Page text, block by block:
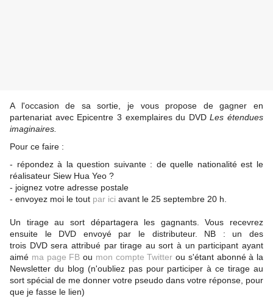
A l'occasion de sa sortie, je vous propose de gagner en
partenariat avec Epicentre 3 exemplaires du DVDLes étendues
imaginaires.
Pour ce faire :
- répondez à la question suivante : de quelle nationalité est le
réalisateur Siew Hua Yeo ?
- joignez votre adresse postale
- envoyez moi le tout par ici avant le 25 septembre 20 h.
Un tirage au sort départagera les gagnants. Vous recevrez
ensuite le DVD envoyé par le distributeur. NB : un des
trois DVD sera attribué par tirage au sort à un participant ayant
aimé ma page FB ou mon compte Twitter ou s'étant abonné à la
Newsletter du blog (n'oubliez pas pour participer à ce tirage au
sort spécial de me donner votre pseudo dans votre réponse, pour
que je fasse le lien)